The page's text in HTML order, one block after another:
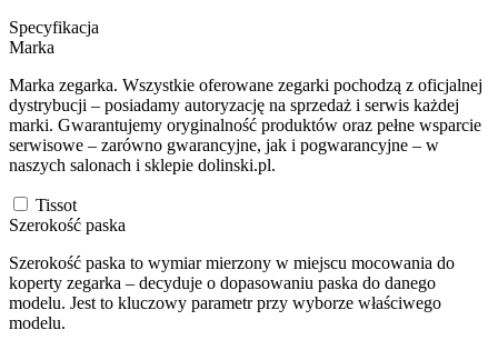
Specyfikacja
Marka
Marka zegarka. Wszystkie oferowane zegarki pochodzą z oficjalnej
dystrybucji – posiadamy autoryzację na sprzedaż i serwis każdej
marki. Gwarantujemy oryginalność produktów oraz pełne wsparcie
serwisowe – zarówno gwarancyjne, jak i pogwarancyjne – w
naszych salonach i sklepie dolinski.pl.
Tissot
Szerokość paska
Szerokość paska to wymiar mierzony w miejscu mocowania do
koperty zegarka – decyduje o dopasowaniu paska do danego
modelu. Jest to kluczowy parametr przy wyborze właściwego
modelu.